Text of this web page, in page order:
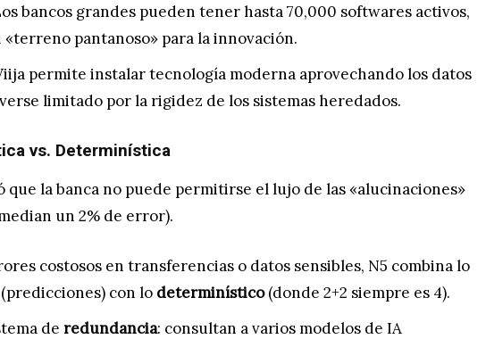
bancos grandes pueden tener hasta 70,000 softwares activos,
pantanoso» para la innovación.
permite instalar tecnología moderna aprovechando los datos
limitado por la rigidez de los sistemas heredados.
vs. Determinística
que la banca no puede permitirse el lujo de las «alucinaciones»
un 2% de error).
costosos en transferencias o datos sensibles, N5 combina lo
con lo determinístico(donde 2+2 siempre es 4).
de redundancia: consultan a varios modelos de IA